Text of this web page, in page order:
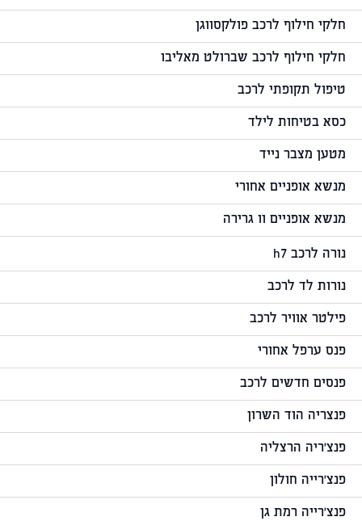
חלקי חילוף לרכב פולקסווגן
חלקי חילוף לרכב שברולט מאליבו
טיפול תקופתי לרכב
כסא בטיחות לילד
מטען מצבר נייד
מנשא אופניים אחורי
מנשא אופניים וו גרירה
נורה לרכב h7
נורות לד לרכב
פילטר אוויר לרכב
פנס ערפל אחורי
פנסים חדשים לרכב
פנצריה הוד השרון
פנצ'ריה הרצליה
פנצ'רייה חולון
פנצ'רייה רמת גן